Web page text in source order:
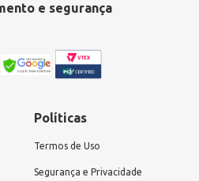
e segurança
Políticas
Termos de Uso
Segurança e Privacidade